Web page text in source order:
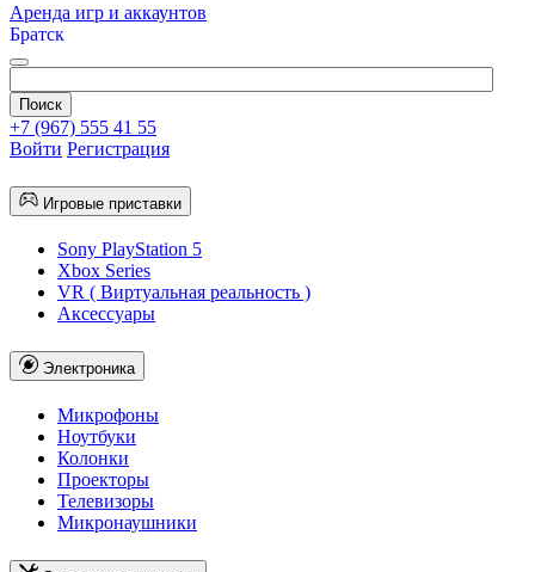
Аренда игр и аккаунтов
Братск
+7 (967) 555 41 55
Войти Регистрация
Игровые приставки
Sony PlayStation 5
Xbox Series
VR ( Виртуальная реальность )
Аксессуары
Электроника
Микрофоны
Ноутбуки
Колонки
Проекторы
Телевизоры
Микронаушники